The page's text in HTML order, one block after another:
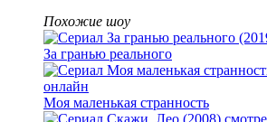
Похожие шоу
За гранью реального
Моя маленькая странность